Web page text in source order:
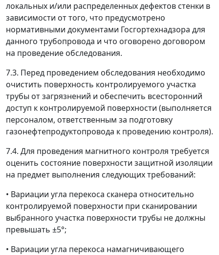
локальных и/или распределенных дефектов стенки в
зависимости от того, что предусмотрено
нормативными документами Госгортехнадзора для
данного трубопровода и что оговорено договором
на проведение обследования.
7.3. Перед проведением обследования необходимо
очистить поверхность контролируемого участка
трубы от загрязнений и обеспечить всесторонний
доступ к контролируемой поверхности (выполняется
персоналом, ответственным за подготовку
газонефтепродуктопровода к проведению контроля).
7.4. Для проведения магнитного контроля требуется
оценить состояние поверхности защитной изоляции
на предмет выполнения следующих требований:
• Вариации угла перекоса сканера относительно
контролируемой поверхности при сканировании
выбранного участка поверхности трубы не должны
превышать ±5°;
• Вариации угла перекоса намагничивающего